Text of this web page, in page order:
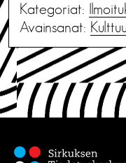
Kategoriat:
Avainsanat: